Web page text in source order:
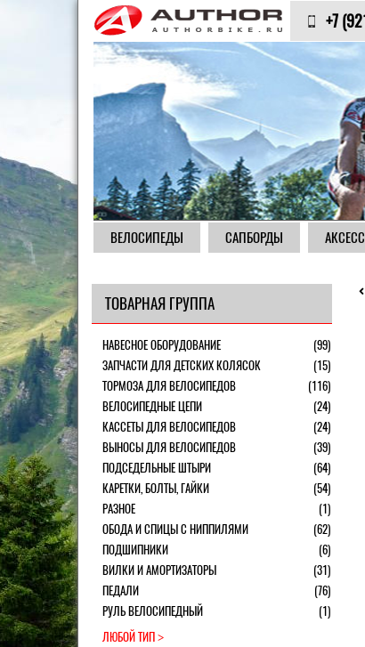
+7
ВЕЛОСИПЕДЫ САПБОРДЫ
ТОВАРНАЯ ГРУППА
НАВЕСНОЕ ОБОРУДОВАНИЕ
(99)
ЗАПЧАСТИ ДЛЯ ДЕТСКИХ КОЛЯСОК
(15)
ТОРМОЗА ДЛЯ ВЕЛОСИПЕДОВ
(116)
ВЕЛОСИПЕДНЫЕ ЦЕПИ
(24)
КАССЕТЫ ДЛЯ ВЕЛОСИПЕДОВ
(24)
ВЫНОСЫ ДЛЯ ВЕЛОСИПЕДОВ
(39)
ПОДСЕДЕЛЬНЫЕ ШТЫРИ
(64)
КАРЕТКИ, БОЛТЫ, ГАЙКИ
(54)
РАЗНОЕ
(1)
ОБОДА И СПИЦЫ С НИППИЛЯМИ
(62)
ПОДШИПНИКИ
(6)
ВИЛКИ И АМОРТИЗАТОРЫ
(31)
ПЕДАЛИ
(76)
РУЛЬ ВЕЛОСИПЕДНЫЙ
(1)
ЛЮБОЙ ТИП